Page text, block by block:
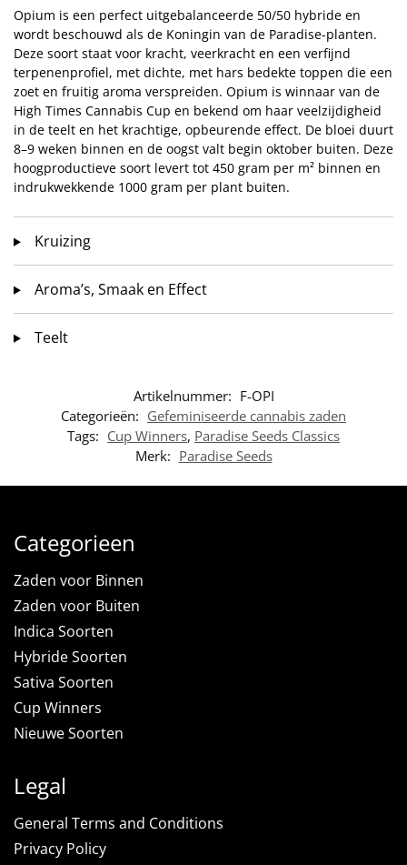
Opium is een perfect uitgebalanceerde 50/50 hybride en
wordt beschouwd als de Koningin van de Paradise-planten.
Deze soort staat voor kracht, veerkracht en een verfijnd
terpenenprofiel, met dichte, met hars bedekte toppen die een
zoet en fruitig aroma verspreiden. Opium is winnaar van de
High Times Cannabis Cup en bekend om haar veelzijdigheid
in de teelt en het krachtige, opbeurende effect. De bloei duurt
8–9 weken binnen en de oogst valt begin oktober buiten. Deze
hoogproductieve soort levert tot 450 gram per m² binnen en
indrukwekkende 1000 gram per plant buiten.
Kruizing
Aroma’s, Smaak en Effect
Teelt
Artikelnummer: F-OPI
Categorieën: Gefeminiseerde cannabis zaden
Tags: Cup Winners, Paradise Seeds Classics
Merk: Paradise Seeds
Categorieen
Zaden voor Binnen
Zaden voor Buiten
Indica Soorten
Hybride Soorten
Sativa Soorten
Cup Winners
Nieuwe Soorten
Legal
General Terms and Conditions
Privacy Policy